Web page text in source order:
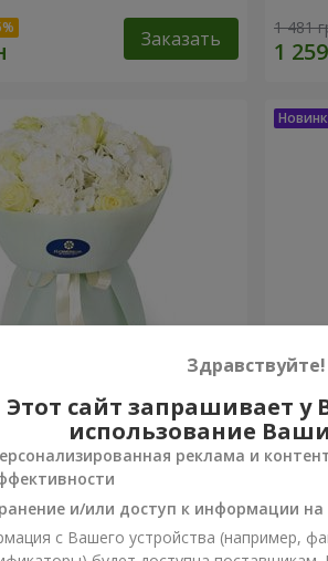
Заказать 1 481
Заказать 3 145
Здравствуйте!
Этот сайт запрашивает у
использование
реклама и
и/или доступ к информации
с Вашего устройства (например,